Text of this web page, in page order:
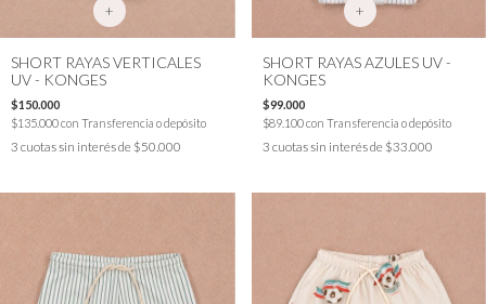
+
SHORT RAYAS VERTICALES
UV - KONGES
$150.000
$135.000con Transferencia o depósito
3 cuotas sin interés de $50.000
+
SHORT RAYAS AZULES UV -
KONGES
$99.000
$89.100con Transferencia o depósito
3 cuotas sin interés de $33.000